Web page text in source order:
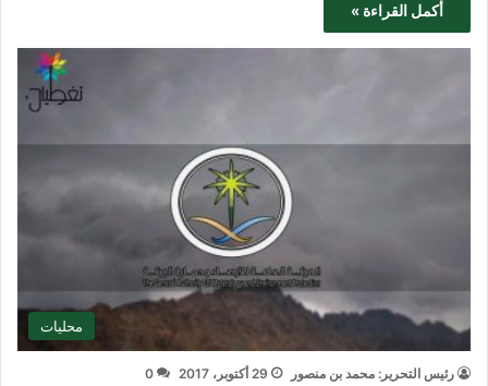
أكمل القراءة »
محليات
رئيس التحرير: محمد بن منصور 29 أكتوبر، 2017 0